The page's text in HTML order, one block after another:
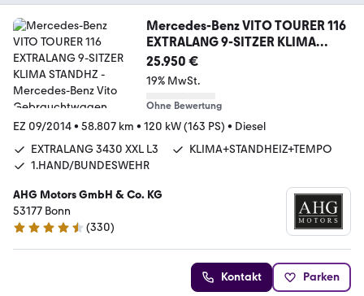
Mercedes-Benz VITO TOURER 116
EXTRALANG 9-SITZER KLIMA
STANDHZ
25.950 €
19% MwSt.
Ohne Bewertung
EZ 09/2014• 58.807 km • 120 kW (163 PS) • Diesel
EXTRALANG 3430 XXL L3
KLIMA+STANDHEIZ+TEMPO
1.HAND/BUNDESWEHR
AHG Motors GmbH & Co. KG
53177 Bonn
4.7 Sterne
(330)
Kontakt Parken